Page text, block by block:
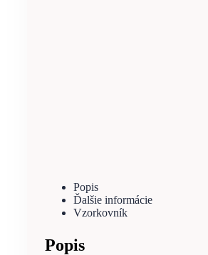
Popis
Ďalšie informácie
Vzorkovník
Popis